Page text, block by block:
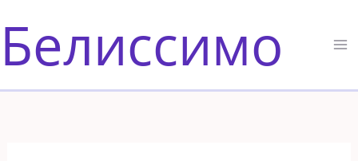
к
содержимому
Белиссимо